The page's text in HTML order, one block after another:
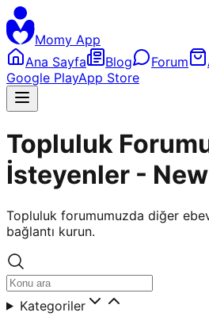
Momy App
Ana Sayfa
Blog Forum
Google PlayApp Store
Topluluk
İsteyenler -
Topluluk forumumuzda diğer
bağlantı kurun.
Kategoriler